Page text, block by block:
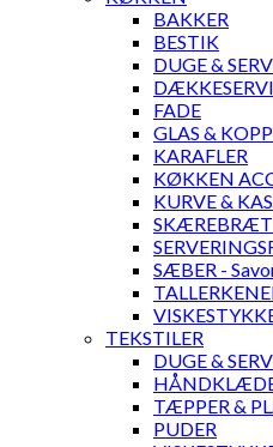
BAKKER
BESTIK
DUGE &
FADE
GLAS &
KARAFLER
KØKKEN
KURVE &
SÆBER -
TEKSTILER
DUGE &
TÆPPER &
PUDER